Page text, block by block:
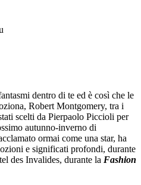
dentro di te ed è così che le
Robert Montgomery, tra i
scelti da Pierpaolo Piccioli per
autunno-inverno di
ormai come una star, ha
e significati profondi, durante
des Invalides, durante la Fashion